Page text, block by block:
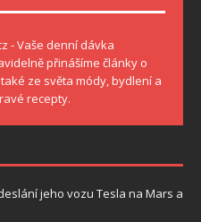
- Vaše denní dávka
přinášíme články o
ze světa módy, bydlení a
recepty.
jeho vozu Tesla na Mars a